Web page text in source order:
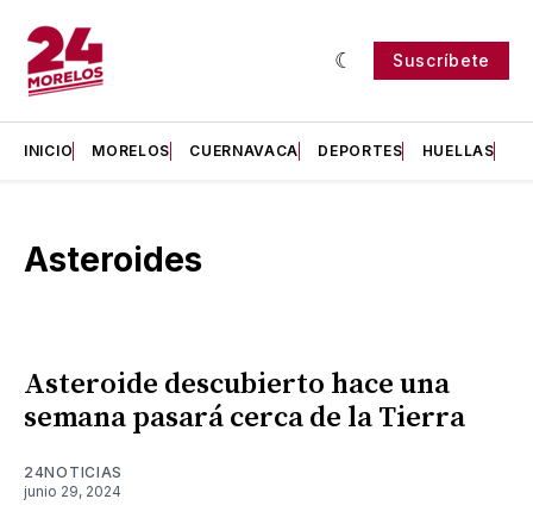
Suscríbete
INICIO MORELOS CUERNAVACA DEPORTES HUELLAS
Asteroides
Asteroide descubierto hace una
semana pasará cerca de la Tierra
24NOTICIAS
junio 29, 2024